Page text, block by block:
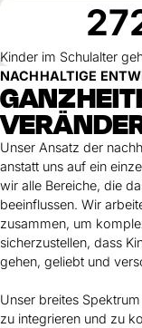
Kinder im Schulalter
NACHHALTIGE
Unser Ansatz der
anstatt uns auf ein
wir alle Bereiche, die
beeinflussen. Wir
zusammen, um
sicherzustellen, dass
gehen, geliebt und
Unser breites
zu integrieren und zu